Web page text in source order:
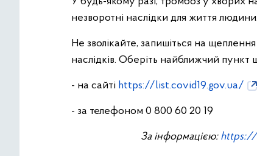
незворотні наслідки для життя людини.
Не зволікайте, запишіться на
наслідків. Оберіть найближчий пункт
- на сайті https://list.covid19.gov.ua/
- за телефоном 0 800 60 20 19
За інформацією: https://